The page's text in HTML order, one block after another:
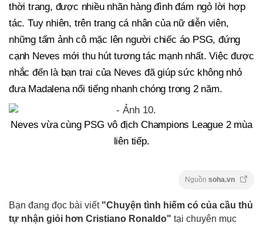
thời trang, được nhiều nhãn hàng đình đám ngỏ lời hợp
tác. Tuy nhiên, trên trang cá nhân của nữ diễn viên,
những tấm ảnh cô mặc lên người chiếc áo PSG, đứng
cạnh Neves mới thu hút tương tác mạnh nhất. Việc được
nhắc đến là bạn trai của Neves đã giúp sức không nhỏ
đưa Madalena nổi tiếng nhanh chóng trong 2 năm.
Neves vừa cùng PSG vô địch Champions League 2 mùa
liên tiếp.
Nguồn soha.vn
Bạn đang đọc bài viết "Chuyện tình hiếm có của cầu thủ
tự nhận giỏi hơn Cristiano Ronaldo" tại chuyên mục